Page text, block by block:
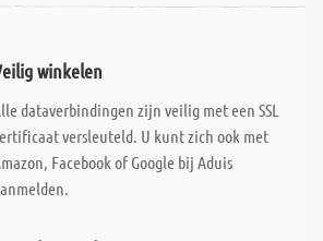
winkelen
dataverbindingen zijn veilig met een SSL
versleuteld. U kunt zich ook met
Facebook of Google bij Aduis